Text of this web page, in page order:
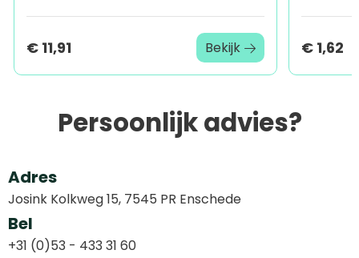
€ 11,91 Bekijk € 1,62
Persoonlijk advies?
Adres
Josink Kolkweg 15, 7545 PR Enschede
Bel
+31 (0)53 - 433 31 60